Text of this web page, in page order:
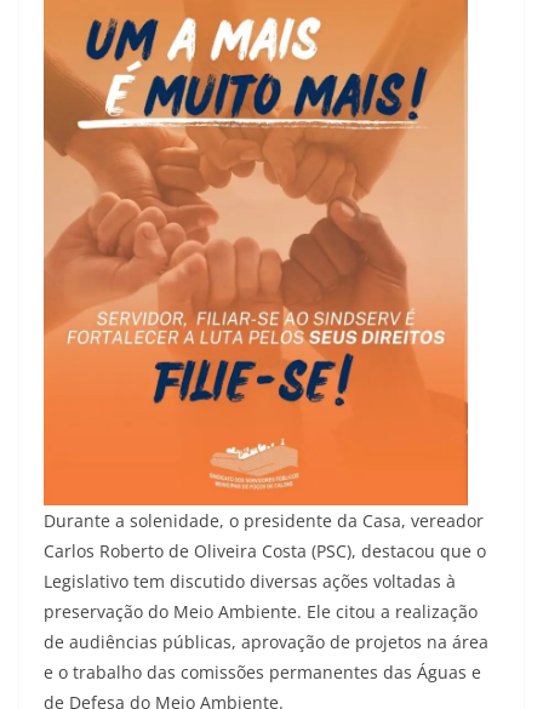
Durante a solenidade, o presidente da Casa, vereador
Carlos Roberto de Oliveira Costa (PSC), destacou que o
Legislativo tem discutido diversas ações voltadas à
preservação do Meio Ambiente. Ele citou a realização
de audiências públicas, aprovação de projetos na área
e o trabalho das comissões permanentes das Águas e
de Defesa do Meio Ambiente.